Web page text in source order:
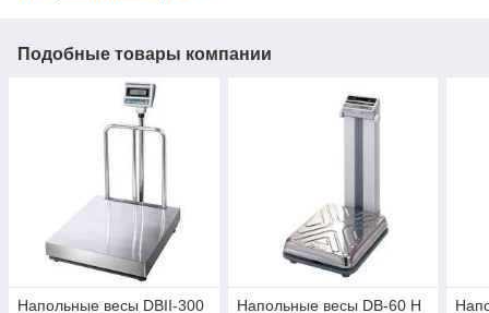
Подобные товары компании
Напольные весы DBII-300
Напольные весы DB-60 H